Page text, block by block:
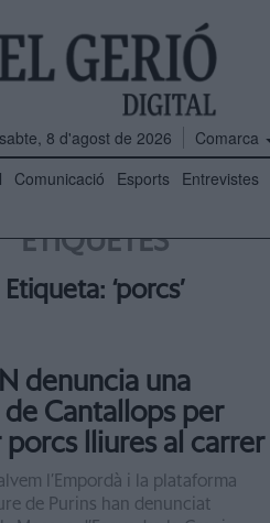
8 d'agost de 2026
Comarca
Comunicació Esports Entrevistes
ETIQUETES
Etiqueta: ‘porcs’
denuncia una
de Cantallops per
porcs lliures al carrer
l’Empordà i la plataforma
de Purins han denunciat